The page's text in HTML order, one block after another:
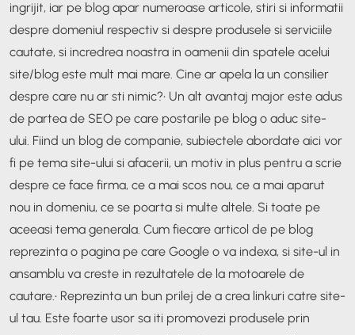
ingrijit, iar pe blog apar numeroase articole, stiri si informatii
despre domeniul respectiv si despre produsele si serviciile
cautate, si incredrea noastra in oamenii din spatele acelui
site/blog este mult mai mare. Cine ar apela la un consilier
despre care nu ar sti nimic?• Un alt avantaj major este adus
de partea de SEO pe care postarile pe blog o aduc site-
ului. Fiind un blog de companie, subiectele abordate aici vor
fi pe tema site-ului si afacerii, un motiv in plus pentru a scrie
despre ce face firma, ce a mai scos nou, ce a mai aparut
nou in domeniu, ce se poarta si multe altele. Si toate pe
aceeasi tema generala. Cum fiecare articol de pe blog
reprezinta o pagina pe care Google o va indexa, si site-ul in
ansamblu va creste in rezultatele de la motoarele de
cautare.• Reprezinta un bun prilej de a crea linkuri catre site-
ul tau. Este foarte usor sa iti promovezi produsele prin